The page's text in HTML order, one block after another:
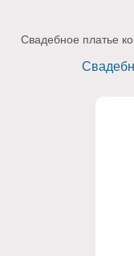
Свадебное платье